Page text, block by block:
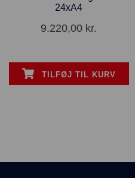
24xA4
9.220,00 kr.
TILFØJ TIL KURV